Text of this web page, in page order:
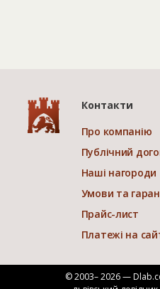
Контакти
Про компанію
Публічний
Наші нагороди
Умови та
Прайс-лист
Платежі на
© 2003– 2026 —